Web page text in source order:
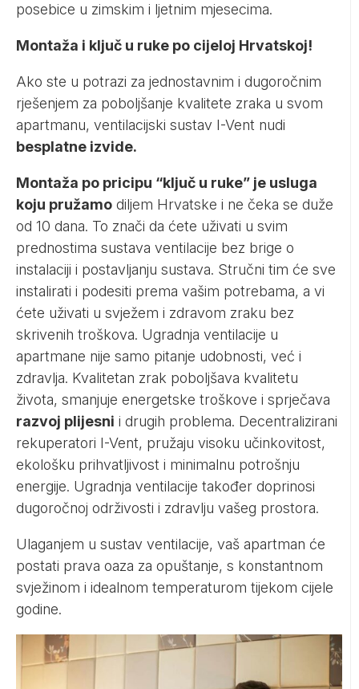
posebice u zimskim i ljetnim mjesecima.
Montaža i ključ u ruke po cijeloj Hrvatskoj!
Ako ste u potrazi za jednostavnim i dugoročnim
rješenjem za poboljšanje kvalitete zraka u svom
apartmanu, ventilacijski sustav I-Vent nudi
besplatne izvide.
Montaža po pricipu “ključ u ruke” je usluga
koju pružamo diljem Hrvatske i ne čeka se duže
od 10 dana. To znači da ćete uživati u svim
prednostima sustava ventilacije bez brige o
instalaciji i postavljanju sustava. Stručni tim će sve
instalirati i podesiti prema vašim potrebama, a vi
ćete uživati u svježem i zdravom zraku bez
skrivenih troškova. Ugradnja ventilacije u
apartmane nije samo pitanje udobnosti, već i
zdravlja. Kvalitetan zrak poboljšava kvalitetu
života, smanjuje energetske troškove i sprječava
razvoj plijesni i drugih problema. Decentralizirani
rekuperatori I-Vent, pružaju visoku učinkovitost,
ekološku prihvatljivost i minimalnu potrošnju
energije. Ugradnja ventilacije također doprinosi
dugoročnoj održivosti i zdravlju vašeg prostora.
Ulaganjem u sustav ventilacije, vaš apartman će
postati prava oaza za opuštanje, s konstantnom
svježinom i idealnom temperaturom tijekom cijele
godine.